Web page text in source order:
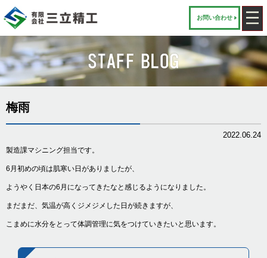
お問い合わせ
梅雨
2022.06.24
製造課マシニング担当です。
6月初めの頃は肌寒い日がありましたが、
ようやく日本の6月になってきたなと感じるようになりました。
まだまだ、気温が高くジメジメした日が続きますが、
こまめに水分をとって体調管理に気をつけていきたいと思います。